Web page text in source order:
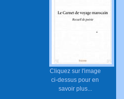
Cliquez sur l'image
ci-dessus pour en
savoir plus...